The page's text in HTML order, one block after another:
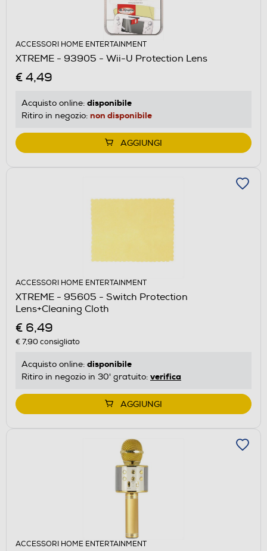
ACCESSORI HOME ENTERTAINMENT
XTREME - 93905 - Wii-U Protection Lens
€ 4,49
Acquisto online: disponibile
Ritiro in negozio: non disponibile
AGGIUNGI
ACCESSORI HOME ENTERTAINMENT
XTREME - 95605 - Switch Protection
Lens+Cleaning Cloth
€ 6,49
€ 7,90consigliato
Acquisto online: disponibile
Ritiro in negozio in 30' gratuito: verifica
AGGIUNGI
ACCESSORI HOME ENTERTAINMENT